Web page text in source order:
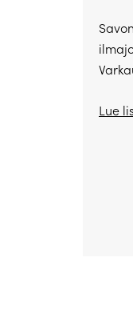
Lue